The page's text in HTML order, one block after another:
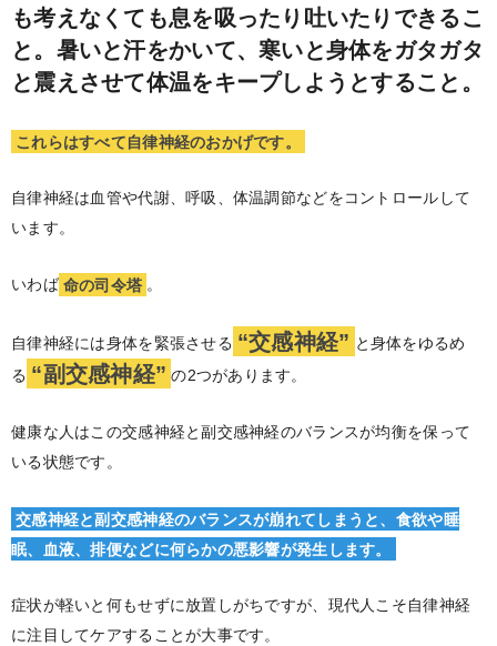
も考えなくても息を吸ったり吐いたりできるこ
と。暑いと汗をかいて、寒いと身体をガタガタ
と震えさせて体温をキープしようとすること。
これらはすべて自律神経のおかげです。
自律神経は血管や代謝、呼吸、体温調節などをコントロールして
います。
いわば 命の司令塔 。
自律神経には身体を緊張させる “交感神経” と身体をゆるめ
る “副交感神経” の2つがあります。
健康な人はこの交感神経と副交感神経のバランスが均衡を保って
いる状態です。
交感神経と副交感神経のバランスが崩れてしまうと、食欲や睡
眠、血液、排便などに何らかの悪影響が発生します。
症状が軽いと何もせずに放置しがちですが、現代人こそ自律神経
に注目してケアすることが大事です。